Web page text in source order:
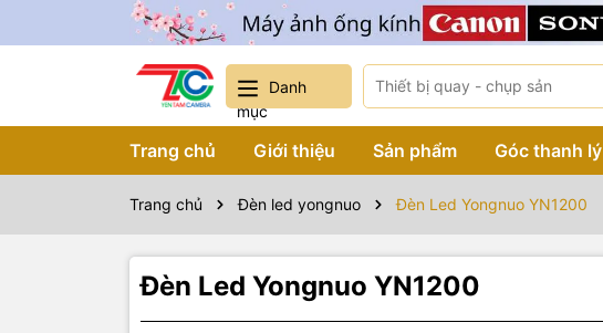
Danh
mục
Trang chủ Giới thiệu Sản phẩm Góc thanh lý
Trang chủ Đèn led yongnuo Đèn Led Yongnuo YN1200
Đèn Led Yongnuo YN1200